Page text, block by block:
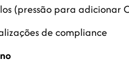
(pressão para adicionar
de compliance